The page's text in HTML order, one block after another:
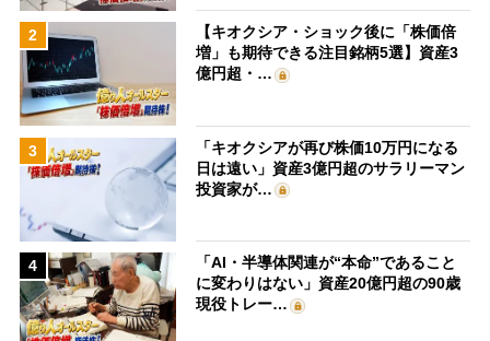
2
【キオクシア・ショック後に「株価倍
増」も期待できる注目銘柄5選】資産3
億円超・…
3
「キオクシアが再び株価10万円になる
日は遠い」資産3億円超のサラリーマン
投資家が…
4
「AI・半導体関連が“本命”であること
に変わりはない」資産20億円超の90歳
現役トレー…